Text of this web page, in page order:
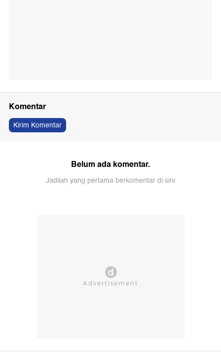
Komentar
Kirim Komentar
Belum ada komentar.
Jadilah yang pertama berkomentar di sini